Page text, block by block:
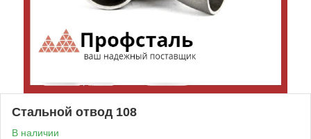
Стальной отвод 108
В наличии